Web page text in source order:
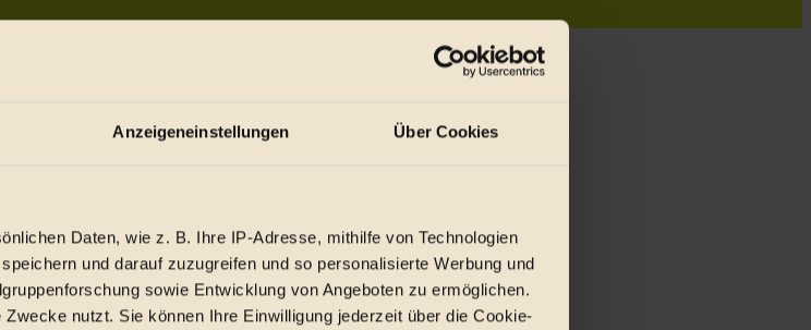
Anzeigeneinstellungen Über Cookies
Daten, wie z. B. Ihre IP-Adresse, mithilfe von Technologien
und darauf zuzugreifen und so personalisierte Werbung und
sowie Entwicklung von Angeboten zu ermöglichen.
nutzt. Sie können Ihre Einwilligung jederzeit über die Cookie-